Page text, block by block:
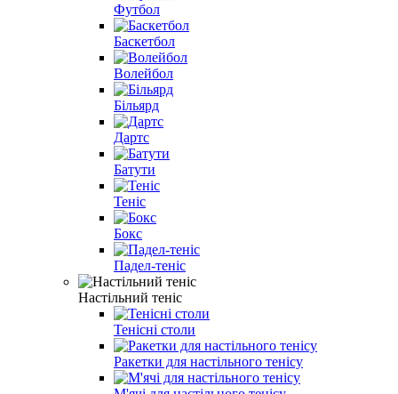
Футбол
Баскетбол
Волейбол
Більярд
Дартс
Батути
Теніс
Бокс
Падел-теніс
Настільний теніс
Тенісні столи
Ракетки для настільного тенісу